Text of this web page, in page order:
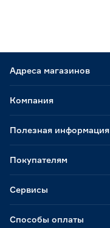
Адреса магазинов
Способы оплаты
Компания
Полезная информация
Покупателям
Сервисы